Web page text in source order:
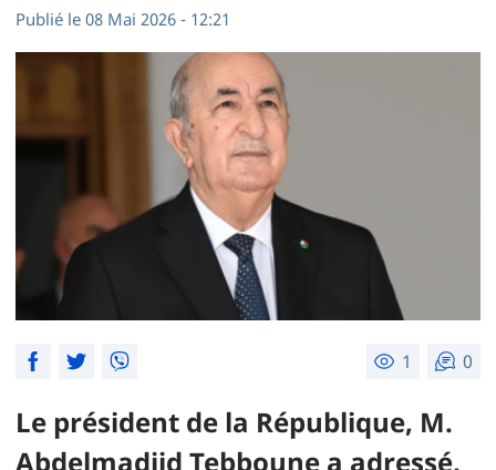
Publié le 08 Mai 2026 - 12:21
1 0
Le président de la République, M.
Abdelmadjid Tebboune a adressé,